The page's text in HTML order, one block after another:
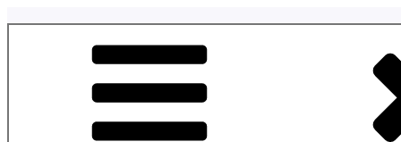
Inhalt
Party Spass Events – Jetzt Zauberer bestellen, Clown bestellen,
Geburtstagsfeier, Unterhaltungsprogramm, Wien, Graz, Linz
Kindergeburtstag Wien, Animation Berlin, Clown München,
Zauberschule, Schnitzeljagd, Schatzsuche, Geburtstagsfeier